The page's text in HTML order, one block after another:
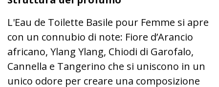
L'Eau de Toilette Basile pour Femme si apre
con un connubio di note: Fiore d’Arancio
africano, Ylang Ylang, Chiodi di Garofalo,
Cannella e Tangerino che si uniscono in un
unico odore per creare una composizione